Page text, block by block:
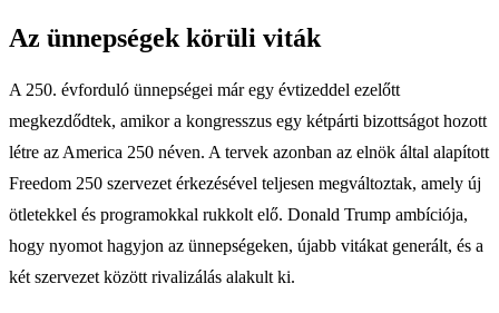
Az ünnepségek körüli viták
A 250. évforduló ünnepségei már egy évtizeddel ezelőtt
megkezdődtek, amikor a kongresszus egy kétpárti bizottságot hozott
létre az America 250 néven. A tervek azonban az elnök által alapított
Freedom 250 szervezet érkezésével teljesen megváltoztak, amely új
ötletekkel és programokkal rukkolt elő. Donald Trump ambíciója,
hogy nyomot hagyjon az ünnepségeken, újabb vitákat generált, és a
két szervezet között rivalizálás alakult ki.